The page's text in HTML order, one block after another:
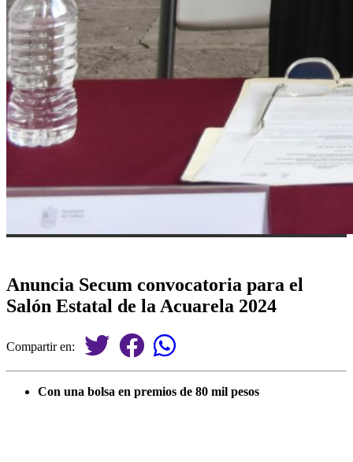
Anuncia Secum convocatoria para el
Salón Estatal de la Acuarela 2024
Compartir en:
Con una bolsa en premios de 80 mil pesos